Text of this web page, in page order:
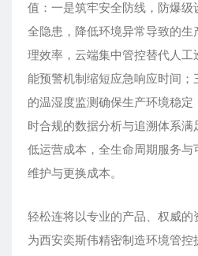
值：一是筑牢安全防线，防爆级
全隐患，降低环境异常导致的生
理效率，云端集中管控替代人工
能预警机制缩短应急响应时间；
的温湿度监测确保生产环境稳定
时合规的数据分析与追溯体系
低运营成本，全生命周期服务与
维护与更换成本。
轻松连将以专业的产品、权威
为西安奕斯伟精密制造环境管